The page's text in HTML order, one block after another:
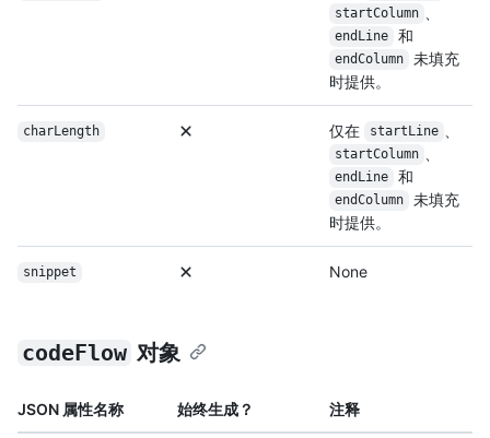
startColumn
endLine 和
endColumn
未填充
时提供。
charLength 仅在 startLine
startColumn
endLine 和
endColumn
未填充
时提供。
snippet None
codeFlow 对象
JSON 属性名称 始终生成？ 注释